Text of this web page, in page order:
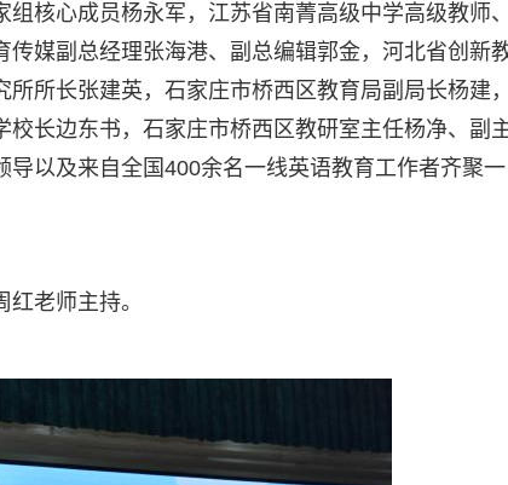
核心成员杨永军，江苏省南菁高级中学高级教师
媒副总经理张海港、副总编辑郭金，河北省创新
所长张建英，石家庄市桥西区教育局副局长杨建
长边东书，石家庄市桥西区教研室主任杨净、副
以及来自全国400余名一线英语教育工作者齐聚一
老师主持。